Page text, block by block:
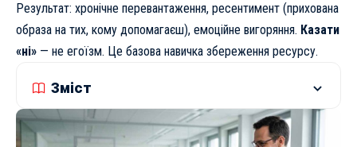
Результат: хронічне перевантаження, ресентимент (прихована
образа на тих, кому допомагаєш), емоційне вигоряння. Казати
«ні» — не егоїзм. Це базова навичка збереження ресурсу.
Зміст